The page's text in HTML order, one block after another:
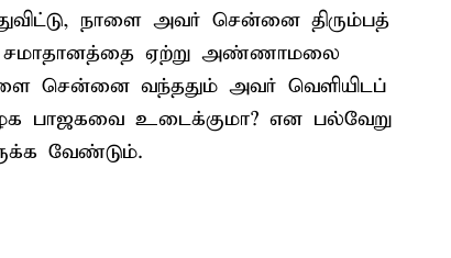
நாளை அவர் சென்னை திரும்பத்
சமாதானத்தை ஏற்று அண்ணாமலை
சென்னை வந்ததும் அவர் வெளியிடப்
பாஜகவை உடைக்குமா? என பல்வேறு
வேண்டும்.